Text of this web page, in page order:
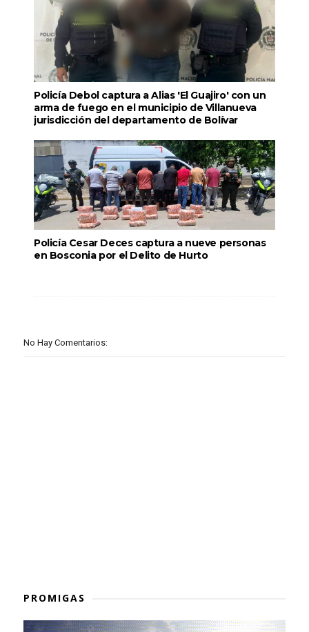
Policía Debol captura a Alias 'El Guajiro' con un
arma de fuego en el municipio de Villanueva
jurisdicción del departamento de Bolívar
Policía Cesar Deces captura a nueve personas
en Bosconia por el Delito de Hurto
No Hay Comentarios:
PROMIGAS